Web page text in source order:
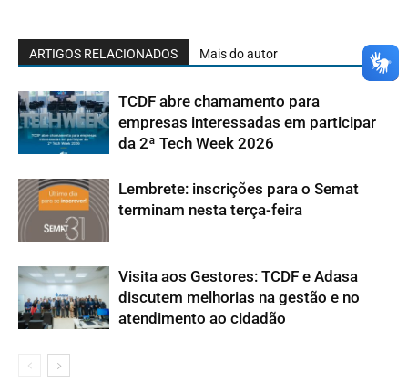
ARTIGOS RELACIONADOS Mais do autor
TCDF abre chamamento para
empresas interessadas em participar
da 2ª Tech Week 2026
Lembrete: inscrições para o Semat
terminam nesta terça-feira
Visita aos Gestores: TCDF e Adasa
discutem melhorias na gestão e no
atendimento ao cidadão